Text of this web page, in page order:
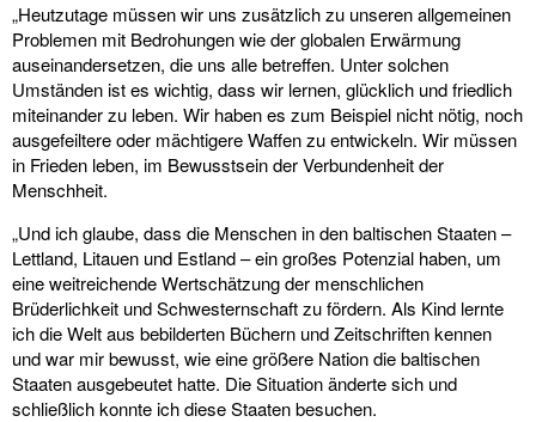
„Heutzutage müssen wir uns zusätzlich zu unseren allgemeinen
Problemen mit Bedrohungen wie der globalen Erwärmung
auseinandersetzen, die uns alle betreffen. Unter solchen
Umständen ist es wichtig, dass wir lernen, glücklich und friedlich
miteinander zu leben. Wir haben es zum Beispiel nicht nötig, noch
ausgefeiltere oder mächtigere Waffen zu entwickeln. Wir müssen
in Frieden leben, im Bewusstsein der Verbundenheit der
Menschheit.
„Und ich glaube, dass die Menschen in den baltischen Staaten –
Lettland, Litauen und Estland – ein großes Potenzial haben, um
eine weitreichende Wertschätzung der menschlichen
Brüderlichkeit und Schwesternschaft zu fördern. Als Kind lernte
ich die Welt aus bebilderten Büchern und Zeitschriften kennen
und war mir bewusst, wie eine größere Nation die baltischen
Staaten ausgebeutet hatte. Die Situation änderte sich und
schließlich konnte ich diese Staaten besuchen.